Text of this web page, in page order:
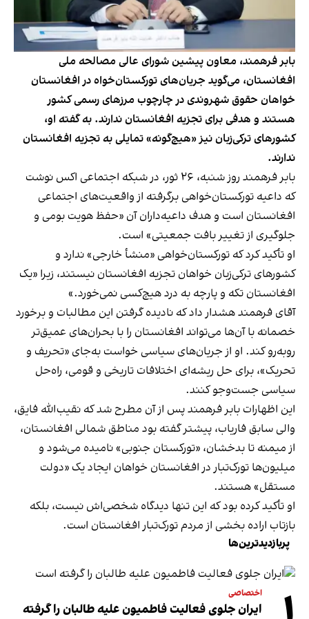
بابر فرهمند، معاون پیشین شورای عالی مصالحه ملی
افغانستان، می‌گوید جریان‌های تورکستان‌خواه در افغانستان
خواهان حقوق شهروندی در چارچوب مرزهای رسمی کشور
هستند و هدفی برای تجزیه افغانستان ندارند. به گفته او،
کشورهای ترکی‌زبان نیز «هیچ‌گونه» تمایلی به تجزیه افغانستان
ندارند.
بابر فرهمند روز شنبه، ۲۶ ثور، در شبکه اجتماعی اکس نوشت
که داعیه تورکستان‌خواهی برگرفته از واقعیت‌های اجتماعی
افغانستان است و هدف داعیه‌داران آن «حفظ هویت بومی و
جلوگیری از تغییر بافت جمعیتی» است.
او تأکید کرد که تورکستان‌خواهی «منشأ خارجی» ندارد و
کشورهای ترکی‌زبان خواهان تجزیه افغانستان نیستند، زیرا «یک
افغانستان تکه و پارچه به درد هیچ‌کسی نمی‌خورد.»
آقای فرهمند هشدار داد که نادیده گرفتن این مطالبات و برخورد
خصمانه با آن‌ها می‌تواند افغانستان را با بحران‌های عمیق‌تر
روبه‌رو کند. او از جریان‌های سیاسی خواست به‌جای «تحریف و
تحریک»، برای حل ریشه‌ای اختلافات تاریخی و قومی، راه‌حل
سیاسی جست‌وجو کنند.
این اظهارات بابر فرهمند پس از آن مطرح شد که نقیب‌الله فایق،
والی سابق فاریاب، پیشتر گفته بود مناطق شمالی افغانستان،
از میمنه تا بدخشان، «تورکستان جنوبی» نامیده می‌شود و
میلیون‌ها تورک‌تبار در افغانستان خواهان ایجاد یک «دولت
مستقل» هستند.
او تأکید کرده بود که این تنها دیدگاه شخصی‌اش نیست، بلکه
بازتاب اراده بخشی از مردم تورک‌تبار افغانستان است.
پربازدیدترین‌ها
اختصاصی
ایران جلوی فعالیت فاطمیون علیه طالبان را گرفته